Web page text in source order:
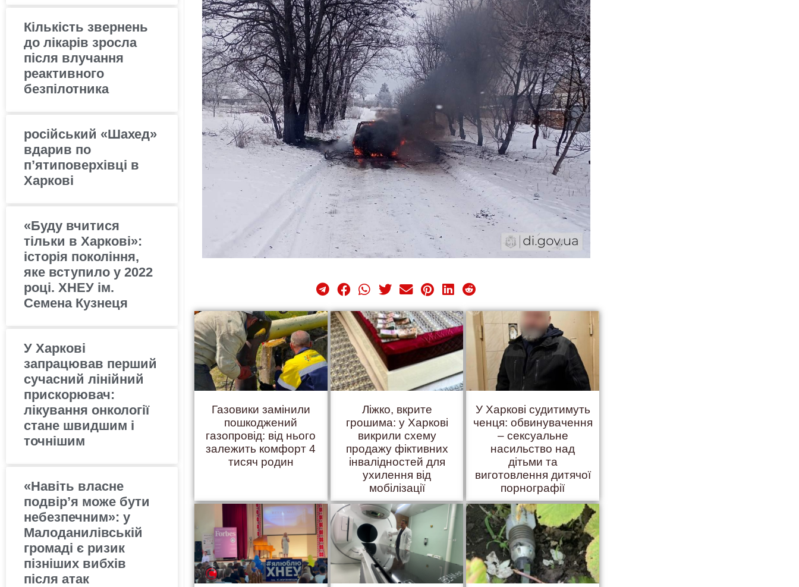
Кількість звернень
до лікарів зросла
після влучання
реактивного
безпілотника
російський «Шахед»
вдарив по
п’ятиповерхівці в
Харкові
«Буду вчитися
тільки в Харкові»:
історія покоління,
яке вступило у 2022
році. ХНЕУ ім.
Семена Кузнеця
У Харкові
запрацював перший
сучасний лінійний
прискорювач:
лікування онкології
стане швидшим і
точнішим
«Навіть власне
подвір’я може бути
небезпечним»: у
Малоданилівській
громаді є ризик
пізніших вибхів
після атак
Газовики замінили
пошкоджений
газопровід: від нього
залежить комфорт 4
тисяч родин
Ліжко, вкрите
грошима: у Харкові
викрили схему
продажу фіктивних
інвалідностей для
ухилення від
мобілізації
У Харкові судитимуть
ченця: обвинувачення
– сексуальне
насильство над
дітьми та
виготовлення дитячої
порнографії